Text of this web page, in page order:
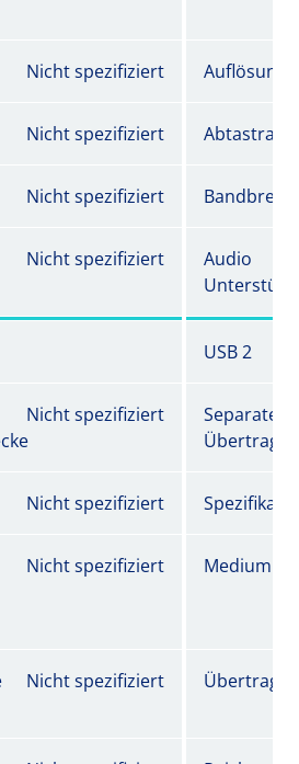
Nicht spezifiziert
Nicht spezifiziert Abtastrate
Nicht spezifiziert Bandbreite
Nicht spezifiziert
Audio
USB 2
Nicht spezifiziert
Separate
Nicht spezifiziert
Nicht spezifiziert Medium
Nicht spezifiziert